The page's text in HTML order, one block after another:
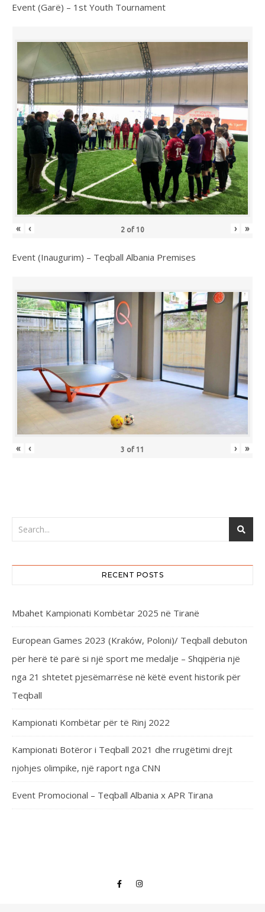
Event (Garë) – 1st Youth Tournament
« ‹ 2 of 10 › »
Event (Inaugurim) – Teqball Albania Premises
« ‹ 3 of 11 › »
RECENT POSTS
Mbahet Kampionati Kombëtar 2025 në Tiranë
European Games 2023 (Kraków, Poloni)/ Teqball debuton
për herë të parë si një sport me medalje – Shqipëria një
nga 21 shtetet pjesëmarrëse në këtë event historik për
Teqball
Kampionati Kombëtar për të Rinj 2022
Kampionati Botëror i Teqball 2021 dhe rrugëtimi drejt
njohjes olimpike, një raport nga CNN
Event Promocional – Teqball Albania x APR Tirana